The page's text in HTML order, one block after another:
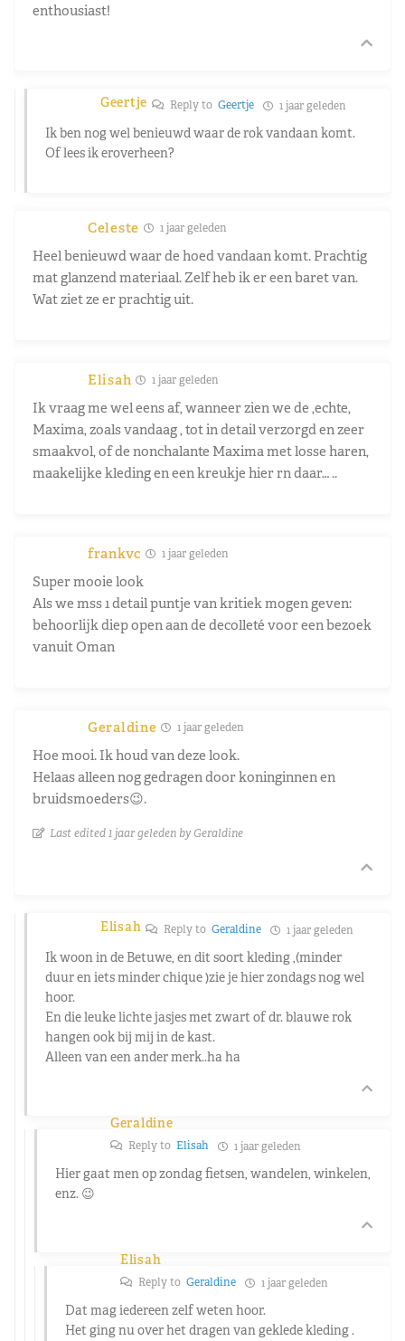
enthousiast!
Geertje Reply to Geertje 1 jaar geleden
Ik ben nog wel benieuwd waar de rok vandaan komt.
Of lees ik eroverheen?
Celeste 1 jaar geleden
Heel benieuwd waar de hoed vandaan komt. Prachtig
mat glanzend materiaal. Zelf heb ik er een baret van.
Wat ziet ze er prachtig uit.
Elisah 1 jaar geleden
Ik vraag me wel eens af, wanneer zien we de ,echte,
Maxima, zoals vandaag , tot in detail verzorgd en zeer
smaakvol, of de nonchalante Maxima met losse haren,
maakelijke kleding en een kreukje hier rn daar… ..
frankvc 1 jaar geleden
Super mooie look
Als we mss 1 detail puntje van kritiek mogen geven:
behoorlijk diep open aan de decolleté voor een bezoek
vanuit Oman
Geraldine 1 jaar geleden
Hoe mooi. Ik houd van deze look.
Helaas alleen nog gedragen door koninginnen en
bruidsmoeders😉.
Last edited 1 jaar geleden by Geraldine
Elisah Reply toGeraldine 1 jaar geleden
Ik woon in de Betuwe, en dit soort kleding ,(minder
duur en iets minder chique )zie je hier zondags nog wel
hoor.
En die leuke lichte jasjes met zwart of dr. blauwe rok
hangen ook bij mij in de kast.
Alleen van een ander merk..ha ha
Geraldine
Reply to Elisah 1 jaar geleden
Hier gaat men op zondag fietsen, wandelen, winkelen,
enz. 😉
Elisah
Reply to Geraldine 1 jaar geleden
Dat mag iedereen zelf weten hoor.
Het ging nu over het dragen van geklede kleding .